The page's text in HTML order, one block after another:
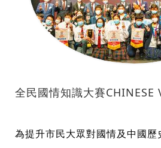
全民國情知識大賽CHINESE
為提升市民大眾對國情及中國歷